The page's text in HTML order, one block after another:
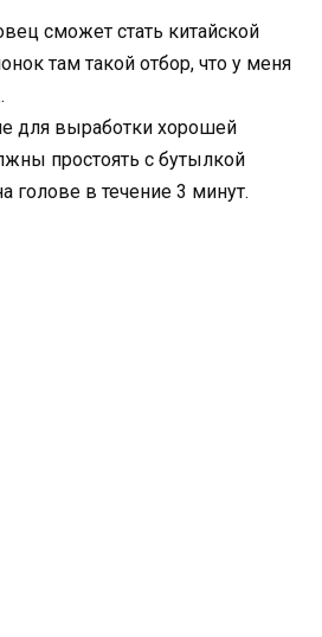
сможет стать китайской
там такой отбор, что у меня
для выработки хорошей
простоять с бутылкой
голове в течение 3 минут.